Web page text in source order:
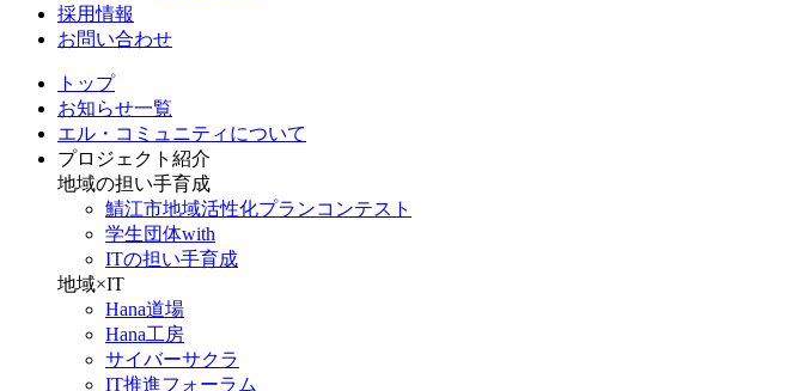
採用情報
お問い合わせ
トップ
お知らせ一覧
エル・コミュニティについて
プロジェクト紹介
地域の担い手育成
鯖江市地域活性化プランコンテスト
学生団体with
ITの担い手育成
地域×IT
Hana道場
Hana工房
サイバーサクラ
IT推進フォーラム